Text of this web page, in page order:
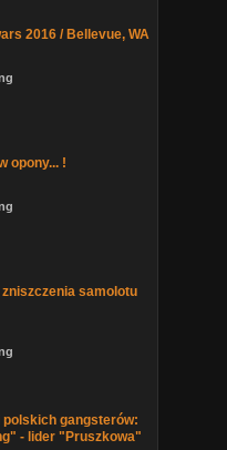
2016 / Bellevue, WA
opony... !
samolotu
polskich gangsterów:
- lider "Pruszkowa"